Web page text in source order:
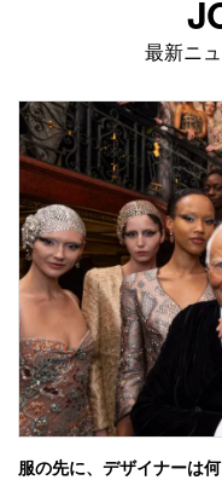
最新ニ
服の先に、デザイナーは